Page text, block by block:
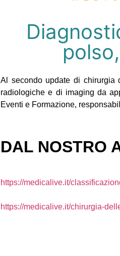
Al secondo update di chirurgia
radiologiche e di imaging da
Eventi e Formazione,
DAL NOSTRO
https://medicalive.it/
https://medicalive.it/chirurgia-